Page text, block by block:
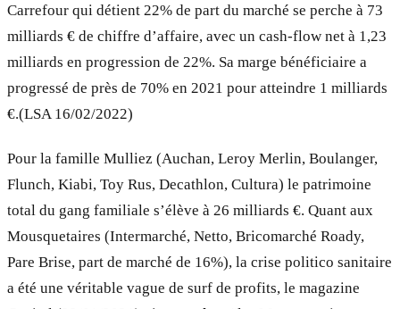
Carrefour qui détient 22% de part du marché se perche à 73
milliards € de chiffre d’affaire, avec un cash-flow net à 1,23
milliards en progression de 22%. Sa marge bénéficiaire a
progressé de près de 70% en 2021 pour atteindre 1 milliards
€.(LSA 16/02/2022)
Pour la famille Mulliez (Auchan, Leroy Merlin, Boulanger,
Flunch, Kiabi, Toy Rus, Decathlon, Cultura) le patrimoine
total du gang familiale s’élève à 26 milliards €. Quant aux
Mousquetaires (Intermarché, Netto, Bricomarché Roady,
Pare Brise, part de marché de 16%), la crise politico sanitaire
a été une véritable vague de surf de profits, le magazine